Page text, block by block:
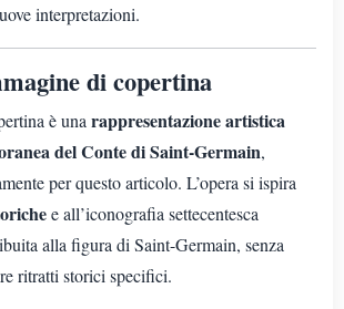
interpretazioni.
di copertina
è una rappresentazione artistica
del Conte di Saint-Germain,
per questo articolo. L’opera si ispira
e all’iconografia settecentesca
alla figura di Saint-Germain, senza
ritratti storici specifici.